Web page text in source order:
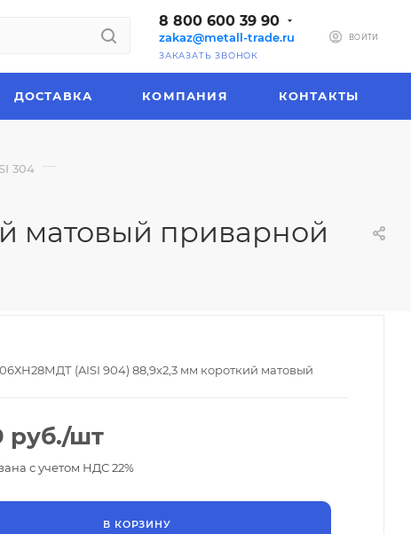
8 800 600 39 90
zakaz@metall-trade.ru
ЗАКАЗАТЬ ЗВОНОК
ВОЙТИ
ДОСТАВКА КОМПАНИЯ КОНТАКТЫ
304 —
матовый приварной
(AISI 904) 88,9x2,3 мм короткий матовый
руб./шт
с учетом НДС 22%
В КОРЗИНУ